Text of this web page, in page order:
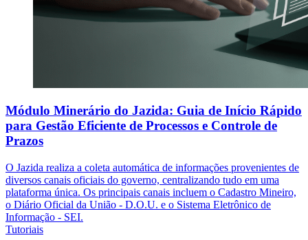
Módulo Minerário do Jazida: Guia de Início Rápido
para Gestão Eficiente de Processos e Controle de
Prazos
O Jazida realiza a coleta automática de informações provenientes de
diversos canais oficiais do governo, centralizando tudo em uma
plataforma única. Os principais canais incluem o Cadastro Mineiro,
o Diário Oficial da União - D.O.U. e o Sistema Eletrônico de
Informação - SEI.
Tutoriais